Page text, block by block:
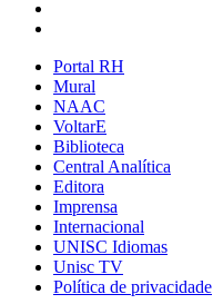
Portal RH
Mural
NAAC
VoltarE
Biblioteca
Central Analítica
Editora
Imprensa
Internacional
UNISC Idiomas
Unisc TV
Política de privacidade